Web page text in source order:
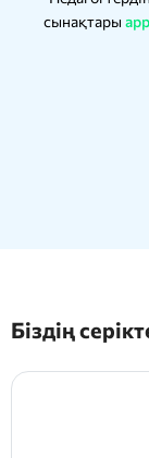
сынақтары
Біздің